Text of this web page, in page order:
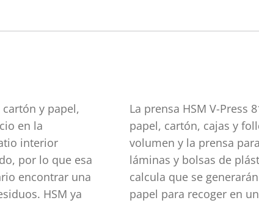
y papel,
en la
interior
por lo que esa
encontrar una
HSM ya
La prensa HSM V-Press
papel, cartón, cajas y
volumen y la prensa
láminas y bolsas de
calcula que se
papel para recoger en